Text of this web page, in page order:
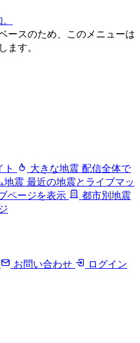
ースのため、このメニューは
ます。
ト 大きな地震 配信全体で
地震 最近の地震とライブマッ
ページを表示
都市別地震
お問い合わせ
ログイン